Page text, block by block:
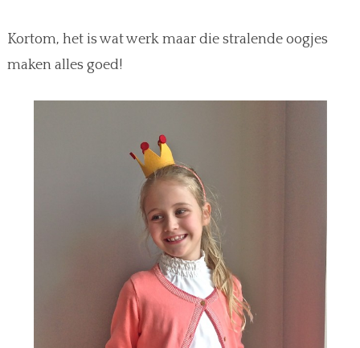
Kortom, het is wat werk maar die stralende oogjes
maken alles goed!